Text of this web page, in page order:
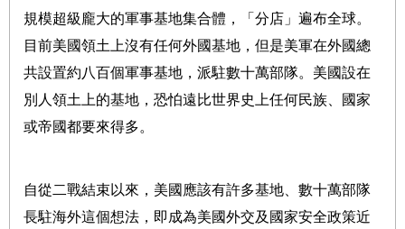
規模超級龐大的軍事基地集合體，「分店」遍布全球。
目前美國領土上沒有任何外國基地，但是美軍在外國總
共設置約八百個軍事基地，派駐數十萬部隊。美國設在
別人領土上的基地，恐怕遠比世界史上任何民族、國家
或帝國都要來得多。
自從二戰結束以來，美國應該有許多基地、數十萬部隊
長駐海外這個想法，即成為美國外交及國家安全政策近